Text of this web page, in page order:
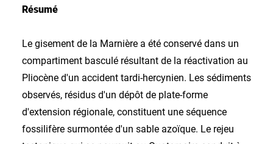
Résumé
Le gisement de la Marnière a été conservé dans un
compartiment basculé résultant de la réactivation au
Pliocène d'un accident tardi-hercynien. Les sédiments
observés, résidus d'un dépôt de plate-forme
d'extension régionale, constituent une séquence
fossilifère surmontée d'un sable azoïque. Le rejeu